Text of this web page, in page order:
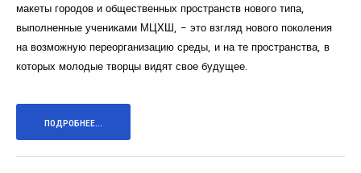
макеты городов и общественных пространств нового типа,
выполненные учениками МЦХШ, - это взгляд нового поколения
на возможную переорганизацию среды, и на те пространства, в
которых молодые творцы видят свое будущее.
ПОДРОБНЕЕ...